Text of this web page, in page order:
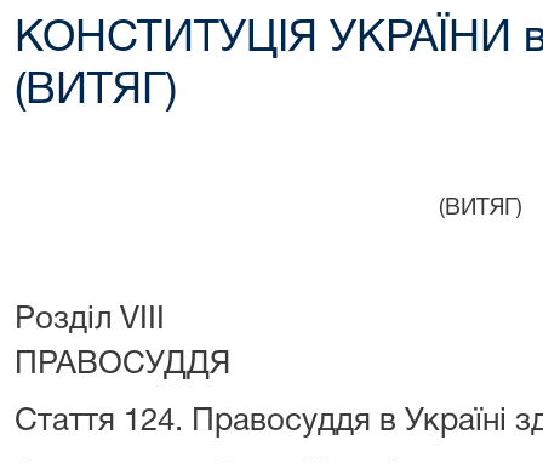
КОНСТИТУЦІЯ УКРАЇНИ
(ВИТЯГ)
(ВИТЯГ)
Розділ VIII
ПРАВОСУДДЯ
Стаття 124. Правосуддя в Україні